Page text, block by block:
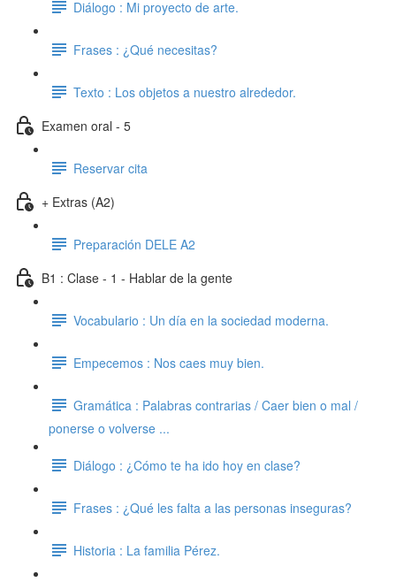
Diálogo : Mi proyecto de arte.
Frases : ¿Qué necesitas?
Texto : Los objetos a nuestro alrededor.
Examen oral - 5
Reservar cita
+ Extras (A2)
Preparación DELE A2
B1 : Clase - 1 - Hablar de la gente
Vocabulario : Un día en la sociedad moderna.
Empecemos : Nos caes muy bien.
Gramática : Palabras contrarias / Caer bien o mal /
ponerse o volverse ...
Diálogo : ¿Cómo te ha ido hoy en clase?
Frases : ¿Qué les falta a las personas inseguras?
Historia : La familia Pérez.